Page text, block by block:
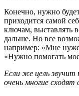
Конечно, нужно
приходится самой
ключам, выставлять
дальше. Но все
например: «Мне
«Нужно помогать
Если же цель
очень многие сходят